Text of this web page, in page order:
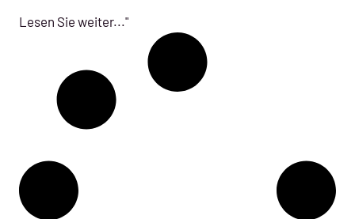
Lesen Sie weiter..."